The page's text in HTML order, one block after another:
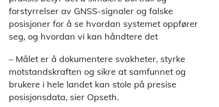
forstyrrelser av GNSS-signaler og falske
posisjoner for å se hvordan systemet oppfører
seg, og hvordan vi kan håndtere det
– Målet er å dokumentere svakheter, styrke
motstandskraften og sikre at samfunnet og
brukere i hele landet kan stole på presise
posisjonsdata, sier Opseth.